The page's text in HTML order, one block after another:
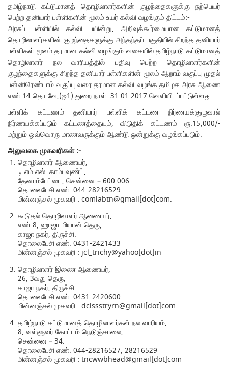
தமிழ்நாடு கட்டுமானத் தொழிலாளர்களின் குழந்தைகளுக்கு நற்பெயர்
பெற்ற தனியார் பள்ளிகளின் மூலம் உயர் கல்வி வழங்கும் திட்டம்:-
அரசுப் பள்ளியில் கல்வி பயின்று, அறிவுக்கூர்மையான கட்டுமானத்
தொழிலாளர்களின் குழந்தைகளுக்கு அந்தந்தப் பகுதியில் சிறந்த தனியார்
பள்ளிகள் மூலம் தரமான கல்வி வழங்கும் வகையில் தமிழ்நாடு கட்டுமானத்
தொழிலாளர் நல வாரியத்தில் பதிவு பெற்ற தொழிலாளர்களின்
குழந்தைகளுக்கு சிறந்த தனியார் பள்ளிகளின் மூலம் ஆறாம் வகுப்பு முதல்
பன்னிரெண்டாம் வகுப்பு வரை தரமான கல்வி வழங்க தமிழக அரசு ஆணை
எண்.14 தொ.வே,(ஐ1) துறை நாள் :31.01.2017 வெளியிடப்பட்டுள்ளது.
பள்ளிக் கட்டணம் தனியார் பள்ளிக் கட்டண நிர்ணயக்குழுவால்
நிர்ணயக்கப்படும் கட்டணத்தையும், விடுதிக் கட்டணம் ரூ.15,000/-
மற்றும் ஒவ்வொரு மாணவருக்கும் ஆண்டு ஒன்றுக்கு வழங்கப்படும்.
அலுவலக முகவரிகள் :-
தொழிலாளர் ஆணையர்,
டி.எம்.எஸ். காம்பவுண்ட்,
தேனாம்பேட்டை, சென்னை – 600 006.
தொலைபேசி எண். 044-28216529.
மின்னஞ்சல் முகவரி : comlabtn@gmail[dot]com.
கூடுதல் தொழிலாளர் ஆணையர்,
எண்.8, ஹாஜா மியான் தெரு,
காஜா நகர், திருச்சி.
தொலைபேசி எண். 0431-2421433
மின்னஞ்சல் முகவரி : jcl_trichy@yahoo[dot]in
தொழிலாளர் இணை ஆணையர்,
26, 3வது தெரு,
காஜா நகர், திருச்சி.
தொலைபேசி எண். 0431-2420600
மின்னஞ்சல் முகவரி : dclssstryrn@gmail[dot]com
தமிழ்நாடு கட்டுமானத் தொழிலாளர்கள் நல வாரியம்,
8, வள்ளுவர் கோட்டம் நெடுஞ்சாலை,
சென்னை – 34.
தொலைபேசி எண். 044-28216527, 28216529
மின்னஞ்சல் முகவரி : tncwwbhead@gmail[dot]com